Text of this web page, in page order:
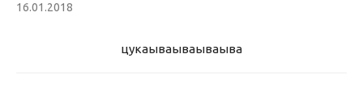
16.01.2018
цукаываываываыва